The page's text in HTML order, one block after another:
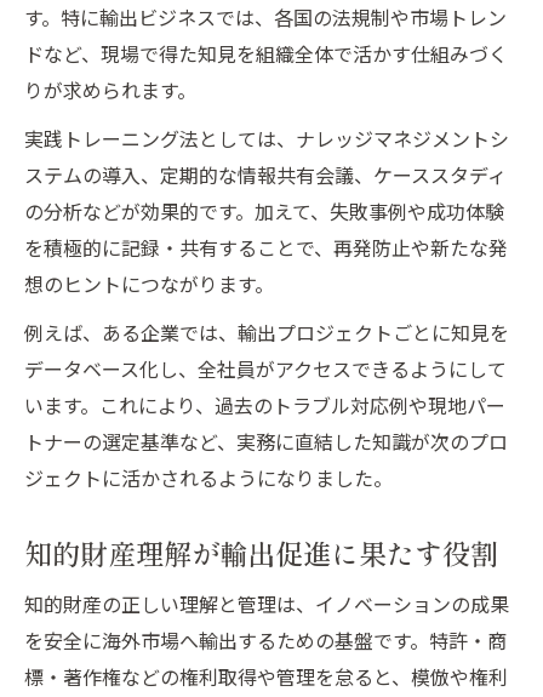
す。特に輸出ビジネスでは、各国の法規制や市場トレン
ドなど、現場で得た知見を組織全体で活かす仕組みづく
りが求められます。
実践トレーニング法としては、ナレッジマネジメントシ
ステムの導入、定期的な情報共有会議、ケーススタディ
の分析などが効果的です。加えて、失敗事例や成功体験
を積極的に記録・共有することで、再発防止や新たな発
想のヒントにつながります。
例えば、ある企業では、輸出プロジェクトごとに知見を
データベース化し、全社員がアクセスできるようにして
います。これにより、過去のトラブル対応例や現地パー
トナーの選定基準など、実務に直結した知識が次のプロ
ジェクトに活かされるようになりました。
知的財産理解が輸出促進に果たす役割
知的財産の正しい理解と管理は、イノベーションの成果
を安全に海外市場へ輸出するための基盤です。特許・商
標・著作権などの権利取得や管理を怠ると、模倣や権利